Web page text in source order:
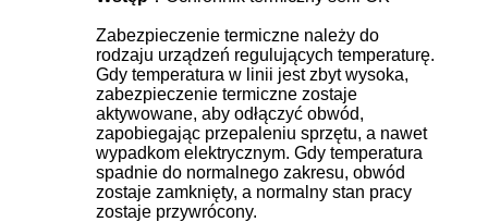
Zabezpieczenie termiczne należy do
rodzaju urządzeń regulujących temperaturę.
Gdy temperatura w linii jest zbyt wysoka,
zabezpieczenie termiczne zostaje
aktywowane, aby odłączyć obwód,
zapobiegając przepaleniu sprzętu, a nawet
wypadkom elektrycznym. Gdy temperatura
spadnie do normalnego zakresu, obwód
zostaje zamknięty, a normalny stan pracy
zostaje przywrócony.